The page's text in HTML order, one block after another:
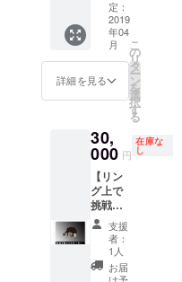
店） 前
■SRS
10,000
ンフ
レット
ター
席
10,000
円（パ
ンフ
レット
付） ■S
席
8,000円
■A席
プラ
ス）​
（パソ
コン＆
携帯か
ら
各店) ​・
ローソ
ンチ
ケット​
（Ｌ
コード:
32284
）ロー
ソン各
店） 前
ごろを
予定し
ており
ます (チ
ケット
を購入
象にな
ります)
大会記
念ス
テッ
カーを
参加者
全員に
お渡し
いたし
マッチ
のゴン
グを鳴
らせる
権利 ・
ゴング
席から
EXマッ
戦 ・オ
フィ
シャル
カメラ
マンに
よる記
念撮影
・挑戦
者・募
集者が
居ない
定：
2019
年04
月
詳細を見る
こ
の
リ
タ
ー
ン
を
選
択
す
る
30,
000 円
在庫な
し
【リン
グ上で
挑戦
者・参
加者の
名前を
コール
するエ
支援
者：
1人
お届
け予